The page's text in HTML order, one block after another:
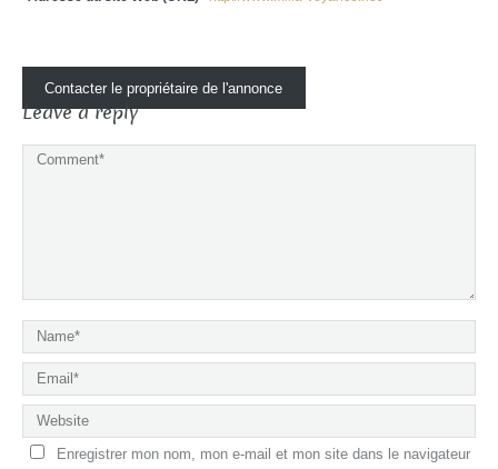
Contacter le propriétaire de l'annonce
Leave a reply
Enregistrer mon nom, mon e-mail et mon site dans le navigateur